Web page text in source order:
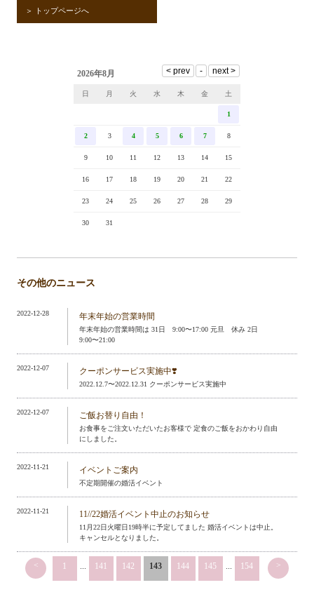
＞ トップページへ
2026年8月
日 月 火 水 木 金 土
1
2 3 4 5 6 7 8
9 10 11 12 13 14 15
16 17 18 19 20 21 22
23 24 25 26 27 28 29
30 31
その他のニュース
2022-12-28 年末年始の営業時間
年末年始の営業時間は 31日 9:00〜17:00 元旦 休み 2日
9:00〜21:00
2022-12-07 クーポンサービス実施中❣️
2022.12.7〜2022.12.31 クーポンサービス実施中
2022-12-07 ご飯お替り自由！
お食事をご注文いただいたお客様で 定食のご飯をおかわり自由
にしました。
2022-11-21 イベントご案内
不定期開催の婚活イベント
2022-11-21 11//22婚活イベント中止のお知らせ
11月22日火曜日19時半に予定してました 婚活イベントは中止。
キャンセルとなりました。
< 1 141 142 143 144 145 154 >